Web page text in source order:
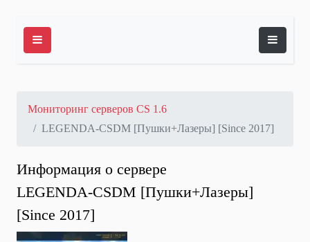
Мониторинг серверов CS 1.6
LEGENDA-CSDM [Пушки+Лазеры] [Since 2017]
Информация о сервере
LEGENDA-CSDM [Пушки+Лазеры]
[Since 2017]